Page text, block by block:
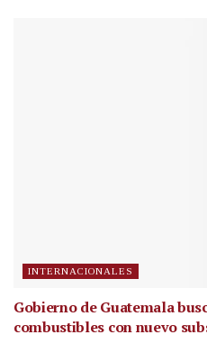
INTERNACIONALES
Gobierno de Guatemala
combustibles con nuevo